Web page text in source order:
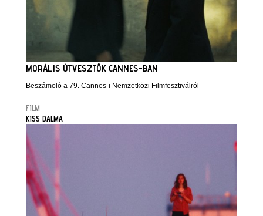
MORÁLIS ÚTVESZTŐK CANNES-BAN
Beszámoló a 79. Cannes-i Nemzetközi Filmfesztiválról
FILM
KISS DALMA